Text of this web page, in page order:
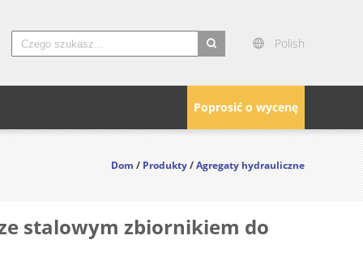
Polish
Poprosić o wycenę
Dom/Produkty/Agregaty hydrauliczne
stalowym zbiornikiem do